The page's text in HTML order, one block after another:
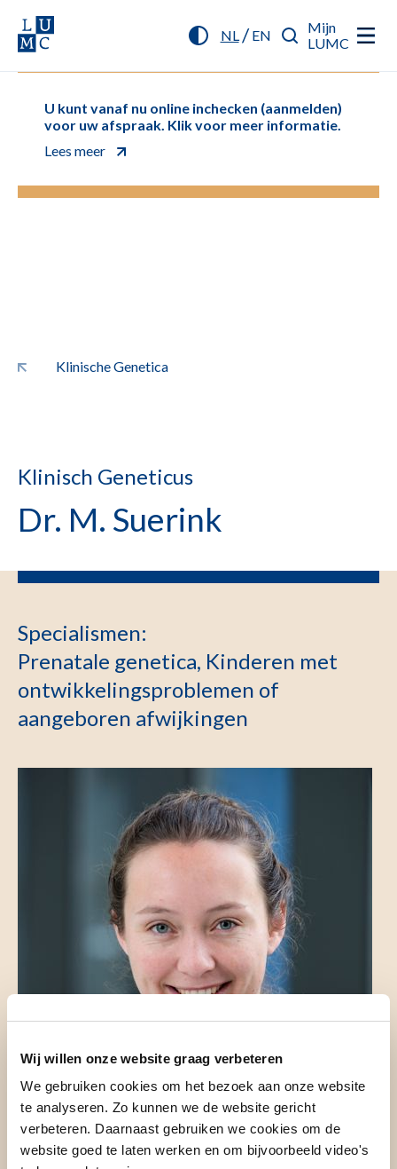
Wij willen onze website graag verbeteren
We gebruiken cookies om het bezoek aan onze website
te analyseren. Zo kunnen we de website gericht
verbeteren. Daarnaast gebruiken we cookies om de
website goed te laten werken en om bijvoorbeeld video's
NL/ EN
Mijn
LUMC
U kunt vanaf nu online inchecken (aanmelden)
voor uw afspraak. Klik voor meer informatie.
Lees meer
Klinische Genetica
Klinisch Geneticus
Dr. M. Suerink
Specialismen:
Prenatale genetica, Kinderen met
ontwikkelingsproblemen of
aangeboren afwijkingen